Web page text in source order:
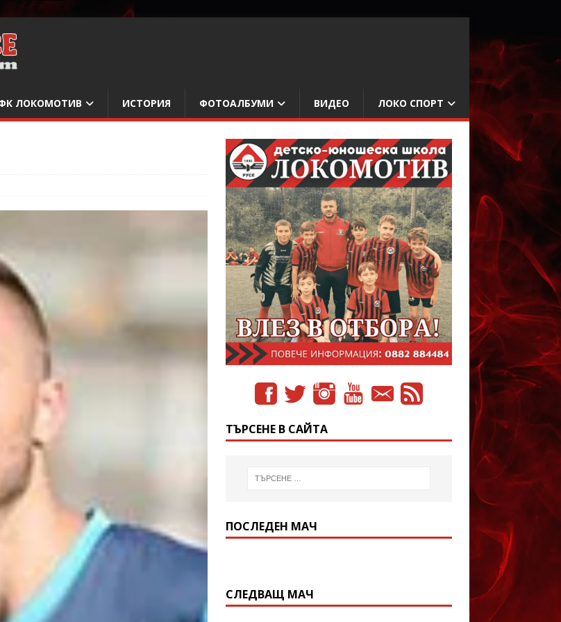
ЛОКОМОТИВ ИСТОРИЯ ФОТОАЛБУМИ ВИДЕО ЛОКО СПОРТ
ТЪРСЕНЕ В САЙТА
ПОСЛЕДЕН МАЧ
СЛЕДВАЩ МАЧ